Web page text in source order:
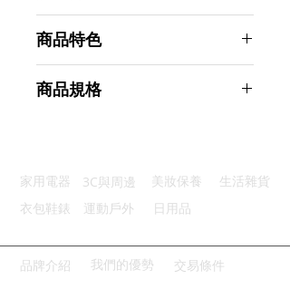
商品特色
快速取卡：自動彈出機制迅速方便
商品規格
主要材質：碳纖維
商品尺寸：9.5*6.5*1.5cm
產地名稱：中國大陸
代理商：亞桓有限公司
家用電器 3C與周邊 美妝保養
生活雜貨
衣包鞋錶
運動戶外 日用品
品牌介紹 我們的優勢 交易條件